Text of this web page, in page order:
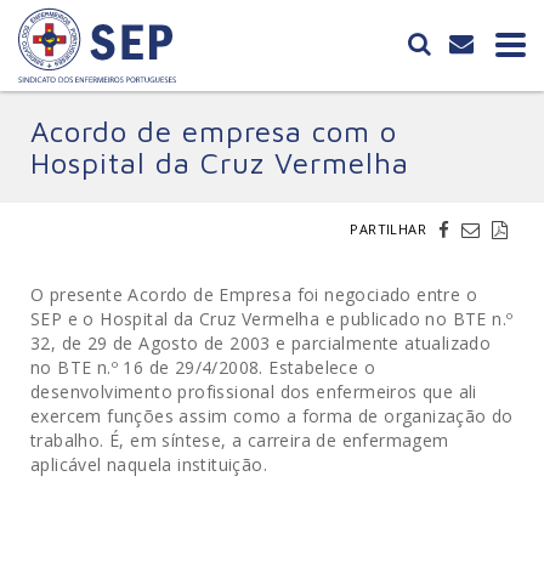
Acordo de empresa com o
Hospital da Cruz Vermelha
PARTILHAR
O presente Acordo de Empresa foi negociado entre o
SEP e o Hospital da Cruz Vermelha e publicado no BTE n.º
32, de 29 de Agosto de 2003 e parcialmente atualizado
no BTE n.º 16 de 29/4/2008. Estabelece o
desenvolvimento profissional dos enfermeiros que ali
exercem funções assim como a forma de organização do
trabalho. É, em síntese, a carreira de enfermagem
aplicável naquela instituição.